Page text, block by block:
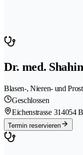
Dr. med.
Blasen-, Nieren- und
Geschlossen
Eichenstrasse 314054
Termin reservieren